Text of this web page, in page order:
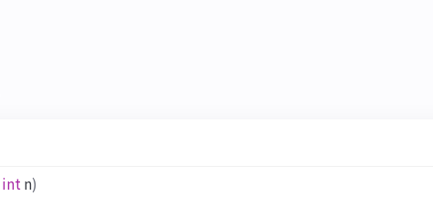
int n)